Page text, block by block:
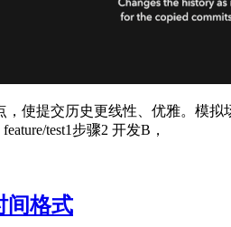
使提交历史更线性、优雅。模拟场
test1步骤2 开发B，
间格式